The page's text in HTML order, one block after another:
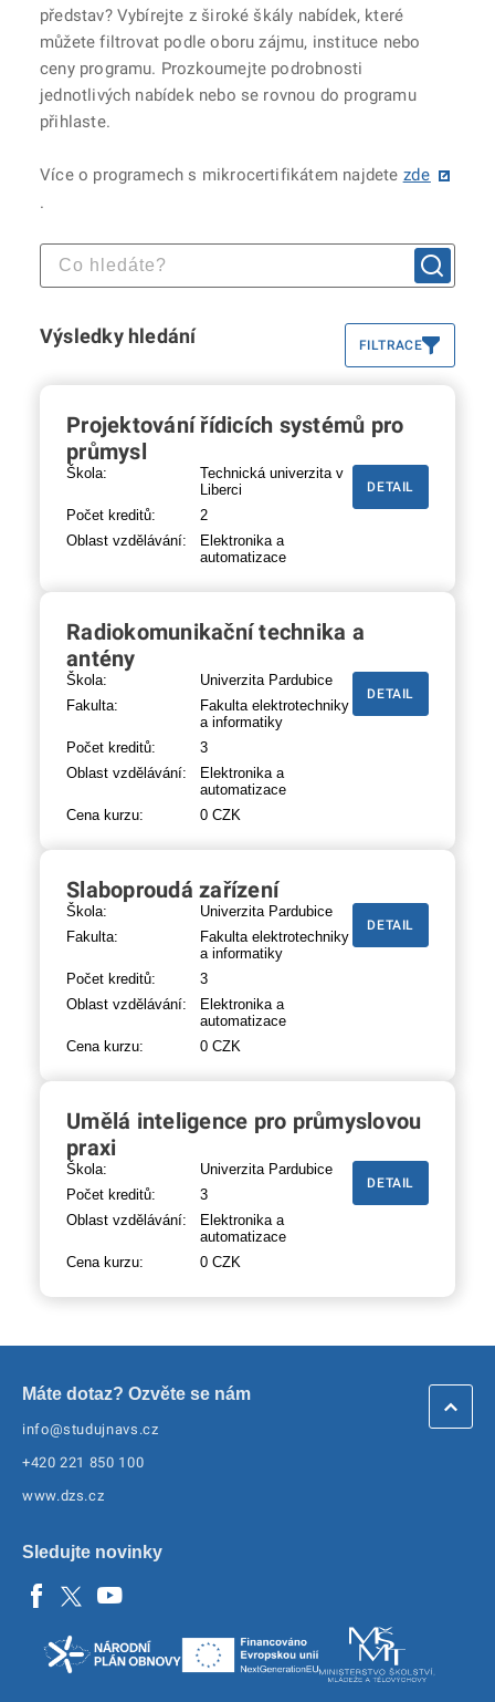
představ? Vybírejte z široké škály nabídek, které
můžete filtrovat podle oboru zájmu, instituce nebo
ceny programu. Prozkoumejte podrobnosti
jednotlivých nabídek nebo se rovnou do programu
přihlaste.
Více o programech s mikrocertifikátem najdete zde
.
Výsledky hledání FILTRACE
Projektování řídicích systémů pro
průmysl
Škola:
Technická univerzita v
Liberci
Počet kreditů:
2
Oblast vzdělávání:
Elektronika a
automatizace
DETAIL
Radiokomunikační technika a
antény
Škola:
Univerzita Pardubice
Fakulta:
Fakulta elektrotechniky
a informatiky
Počet kreditů:
3
Oblast vzdělávání:
Elektronika a
automatizace
Cena kurzu:
0 CZK
DETAIL
Slaboproudá zařízení
Škola:
Univerzita Pardubice
Fakulta:
Fakulta elektrotechniky
a informatiky
Počet kreditů:
3
Oblast vzdělávání:
Elektronika a
automatizace
Cena kurzu:
0 CZK
DETAIL
Umělá inteligence pro průmyslovou
praxi
Škola:
Univerzita Pardubice
Počet kreditů:
3
Oblast vzdělávání:
Elektronika a
automatizace
Cena kurzu:
0 CZK
DETAIL
Máte dotaz? Ozvěte se nám
info@studujnavs.cz
+420 221 850 100
www.dzs.cz
Sledujte novinky